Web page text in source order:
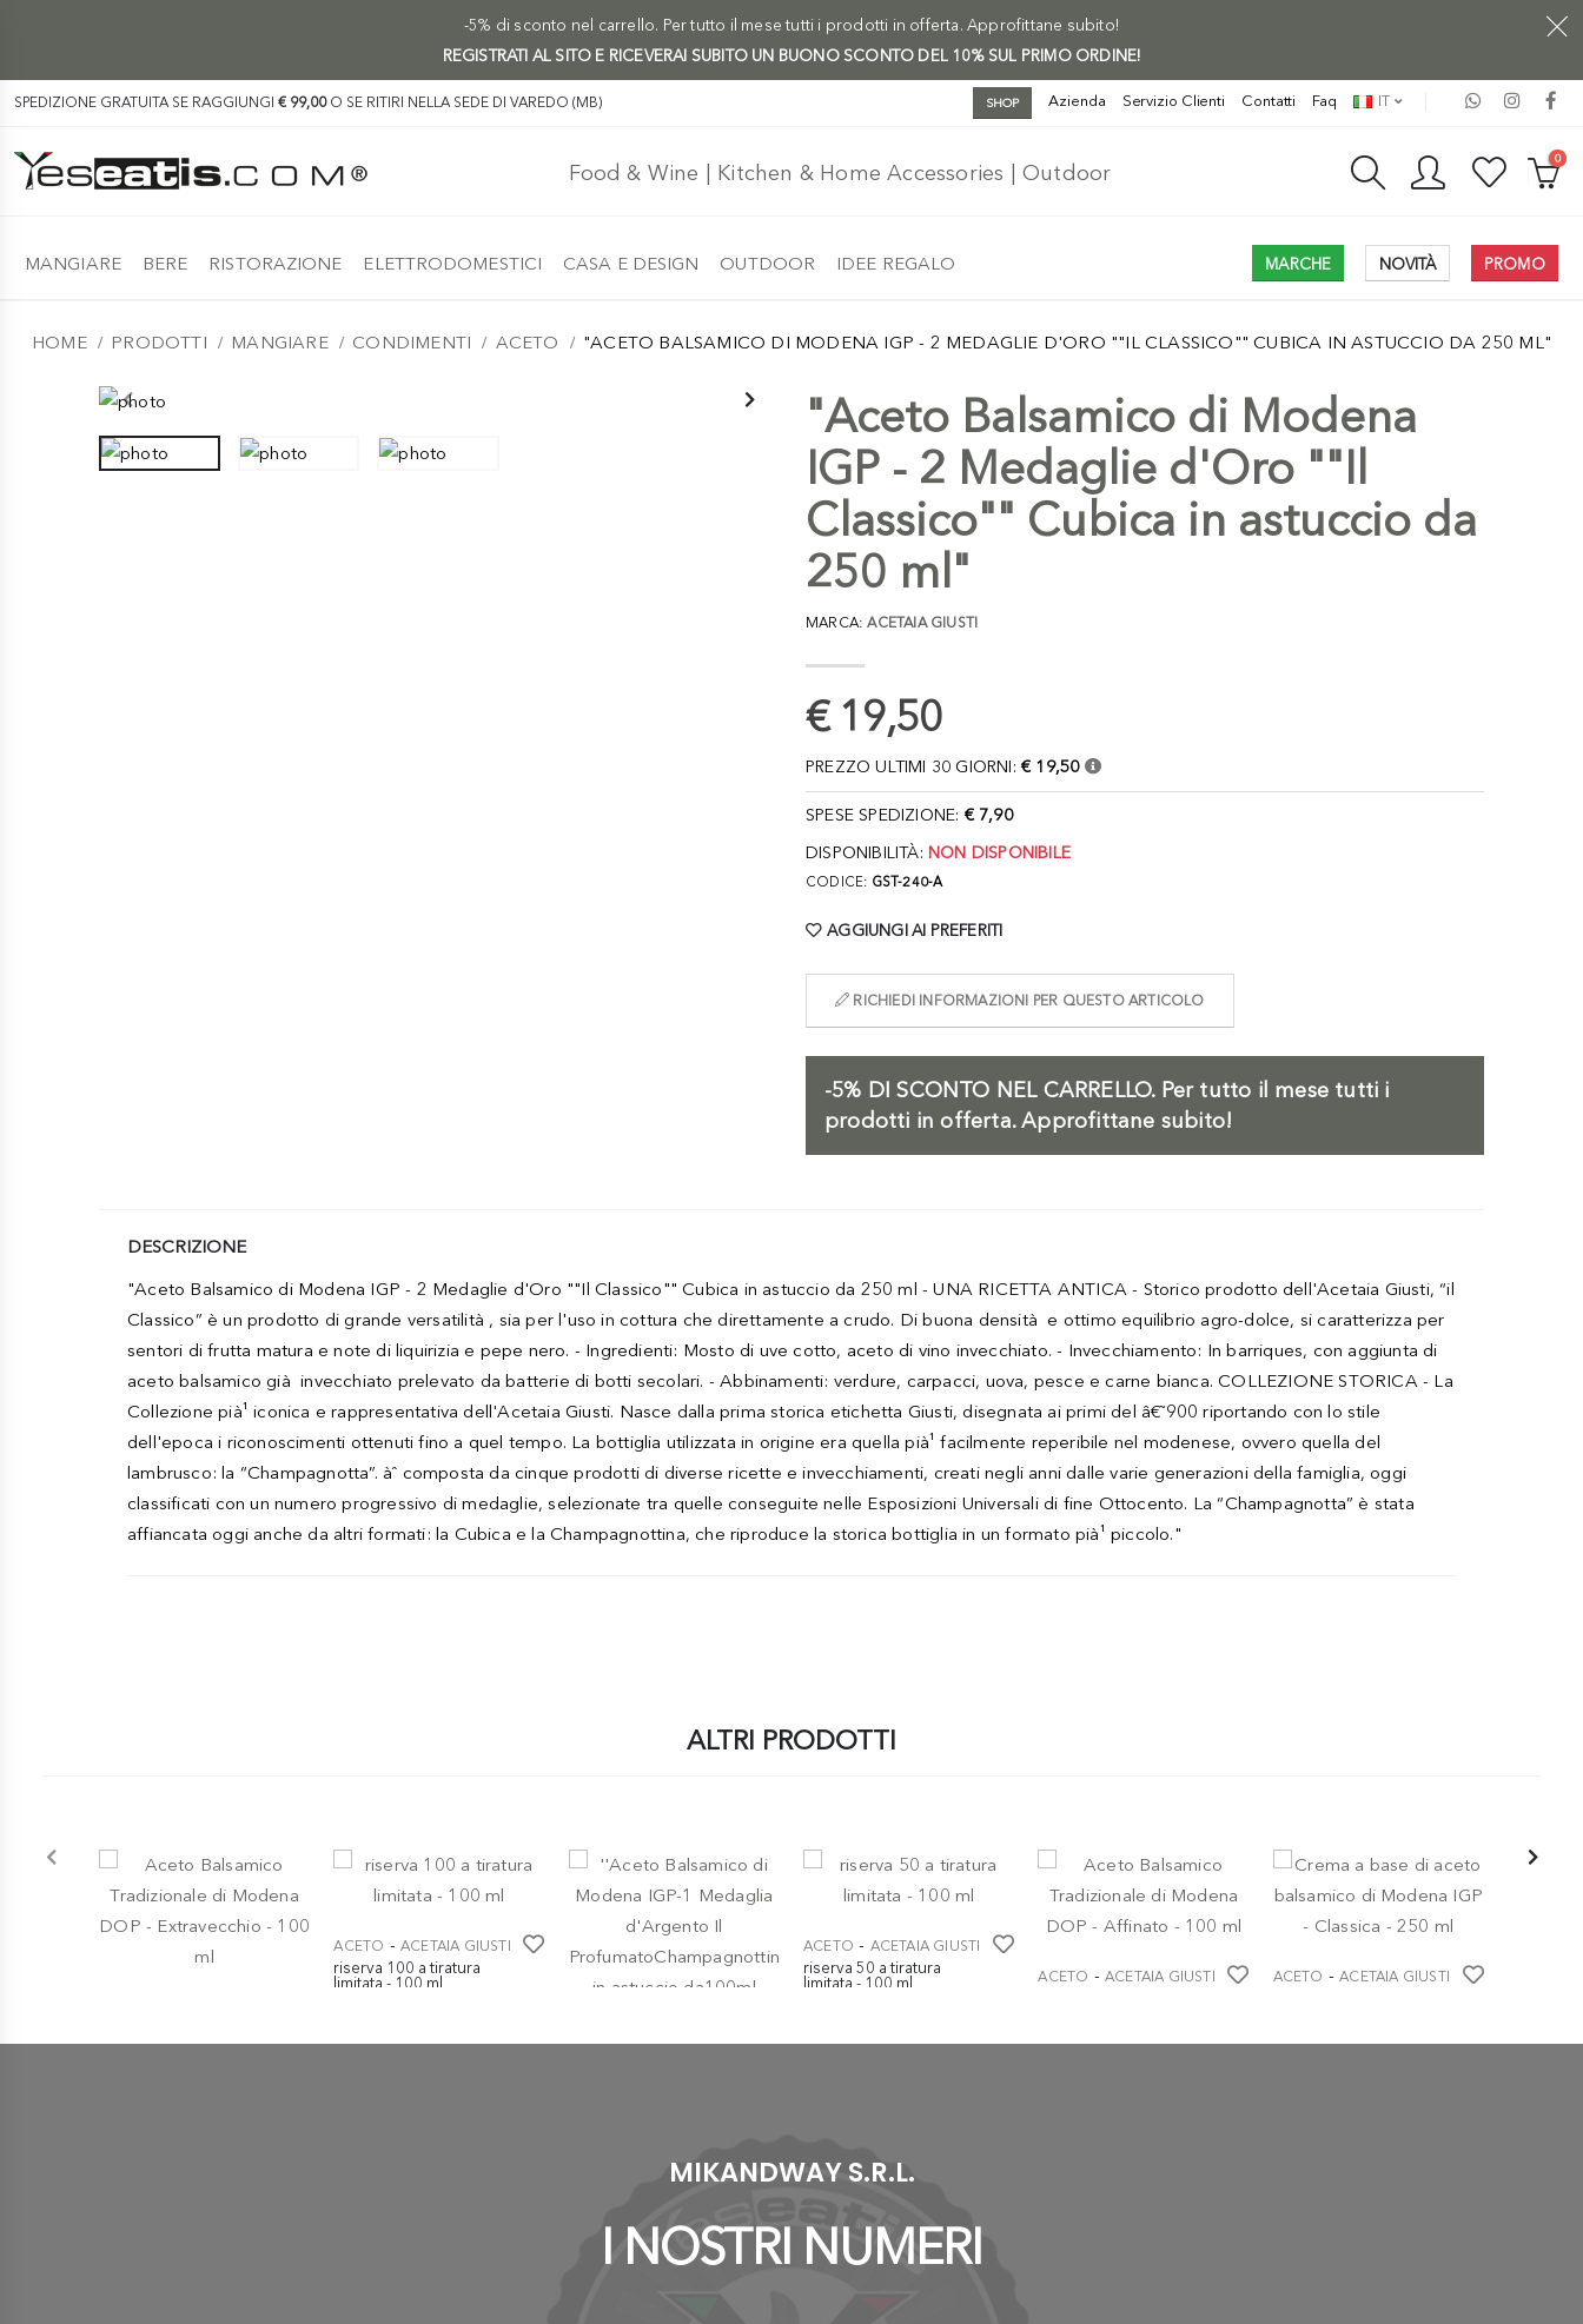
-5% di sconto nel carrello. Per tutto il mese tutti i prodotti in offerta. Approfittane subito!
REGISTRATI AL SITO E RICEVERAI SUBITO UN BUONO SCONTO DEL 10% SUL PRIMO ORDINE!
SPEDIZIONE GRATUITA SE RAGGIUNGI € 99,00O SE RITIRI NELLA SEDE DI VAREDO (MB) SHOP Azienda Servizio Clienti Contatti Faq IT
Food & Wine | Kitchen & Home Accessories | Outdoor
0
MANGIARE BERE RISTORAZIONE ELETTRODOMESTICI CASA E DESIGN OUTDOOR IDEE REGALO MARCHE NOVITÀ PROMO
HOME PRODOTTI MANGIARE CONDIMENTI ACETO "ACETO BALSAMICO DI MODENA IGP - 2 MEDAGLIE D'ORO ""IL CLASSICO"" CUBICA IN ASTUCCIO DA 250 ML"
"Aceto Balsamico di Modena
IGP - 2 Medaglie d'Oro ""Il
Classico"" Cubica in astuccio da
250 ml"
MARCA:ACETAIA GIUSTI
€ 19,50
PREZZO ULTIMI 30 GIORNI: € 19,50
SPESE SPEDIZIONE: € 7,90
DISPONIBILITÀ: NON DISPONIBILE
CODICE: GST-240-A
AGGIUNGI AI PREFERITI
RICHIEDI INFORMAZIONI PER QUESTO ARTICOLO
-5% DI SCONTO NEL CARRELLO.Per tutto il mese tutti i
prodotti in offerta. Approfittane subito!
DESCRIZIONE
"Aceto Balsamico di Modena IGP - 2 Medaglie d'Oro ""Il Classico"" Cubica in astuccio da 250 ml - UNA RICETTA ANTICA - Storico prodotto dell'Acetaia Giusti, “il
Classico” è un prodotto di grande versatilità , sia per l'uso in cottura che direttamente a crudo. Di buona densità e ottimo equilibrio agro-dolce, si caratterizza per
sentori di frutta matura e note di liquirizia e pepe nero. - Ingredienti: Mosto di uve cotto, aceto di vino invecchiato. - Invecchiamento: In barriques, con aggiunta di
aceto balsamico già invecchiato prelevato da batterie di botti secolari. - Abbinamenti: verdure, carpacci, uova, pesce e carne bianca. COLLEZIONE STORICA - La
Collezione pià¹ iconica e rappresentativa dell'Acetaia Giusti. Nasce dalla prima storica etichetta Giusti, disegnata ai primi del â€˜900 riportando con lo stile
dell'epoca i riconoscimenti ottenuti fino a quel tempo. La bottiglia utilizzata in origine era quella pià¹ facilmente reperibile nel modenese, ovvero quella del
lambrusco: la “Champagnotta”. àˆ composta da cinque prodotti di diverse ricette e invecchiamenti, creati negli anni dalle varie generazioni della famiglia, oggi
classificati con un numero progressivo di medaglie, selezionate tra quelle conseguite nelle Esposizioni Universali di fine Ottocento. La “Champagnotta” è stata
affiancata oggi anche da altri formati: la Cubica e la Champagnottina, che riproduce la storica bottiglia in un formato pià¹ piccolo."
ALTRI PRODOTTI
Tradizionale di Modena
ACETO - ACETAIA GIUSTI
riserva 100 a tiratura
limitata - 100 ml
ACETO - ACETAIA GIUSTI
riserva 50 a tiratura
limitata - 100 ml
ACETO - ACETAIA GIUSTI ACETO -ACETAIA GIUSTI
MIKANDWAY S.R.L.
I NOSTRI NUMERI